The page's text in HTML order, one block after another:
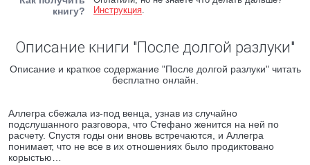
книгу?
Инструкция.
Описание книги "После долгой разлуки"
Описание и краткое содержание "После долгой разлуки" читать
бесплатно онлайн.
Аллегра сбежала из-под венца, узнав из случайно
подслушанного разговора, что Стефано женится на ней по
расчету. Спустя годы они вновь встречаются, и Аллегра
понимает, что не все в их отношениях было продиктовано
корыстью…